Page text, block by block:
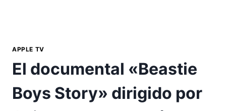
APPLE TV
El documental «Beastie
Boys Story» dirigido por